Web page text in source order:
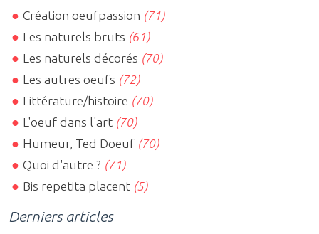
Création oeufpassion (71)
Les naturels bruts (61)
Les naturels décorés (70)
Les autres oeufs (72)
Littérature/histoire (70)
L'oeuf dans l'art (70)
Humeur, Ted Doeuf (70)
Quoi d'autre ? (71)
Bis repetita placent (5)
Derniers articles